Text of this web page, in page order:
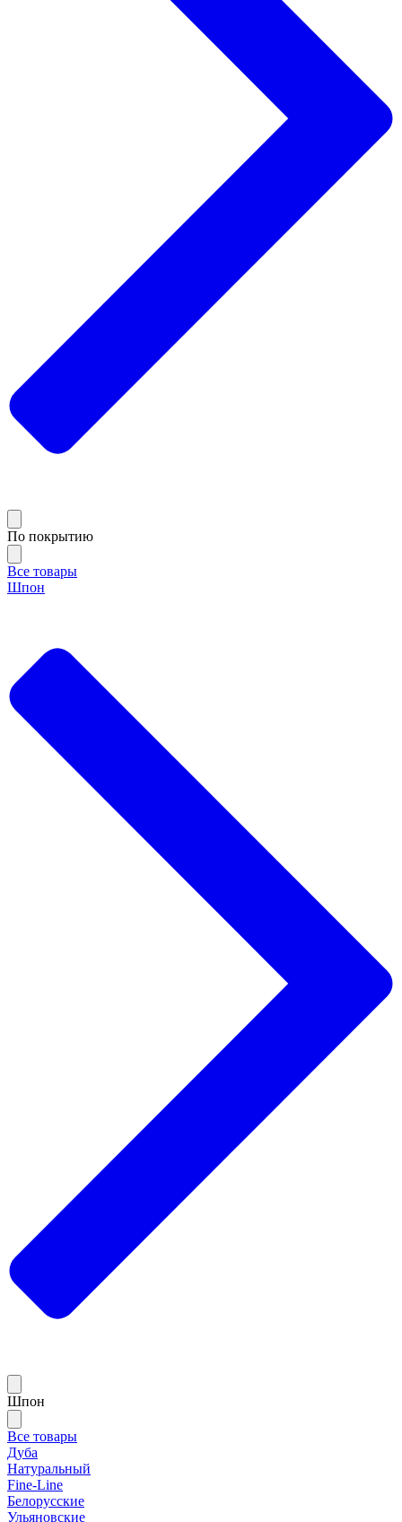
По покрытию
Все товары
Шпон
Шпон
Все товары
Дуба
Натуральный
Fine-Line
Белорусские
Ульяновские